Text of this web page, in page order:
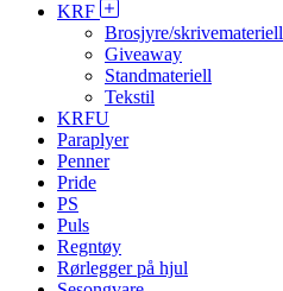
KRF
Brosjyre/skrivemateriell
Giveaway
Standmateriell
Tekstil
KRFU
Paraplyer
Penner
Pride
PS
Puls
Regntøy
Rørlegger på hjul